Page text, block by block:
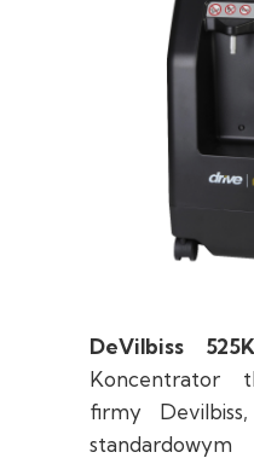
DeVilbiss
Koncentrator
firmy
standardowym